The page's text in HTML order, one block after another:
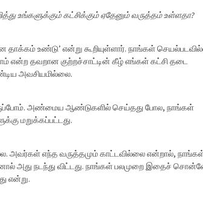
உங்களுக்கும் கட்சிக்கும் ஏதேனும் வருத்தம் உள்ளதா?
தாக்கம் உண்டு’ என்று கூறியுள்ளார். நாங்கள்
என்ற தவறான குற்றச்சாட்டின் கீழ் எங்கள் கட்சி தடை
அவசியமில்லை.
அண்மைய ஆண்டுகளில் செய்தது போல, நாங்கள்
மறுக்கப்பட்டது.
அவர்கள் எந்த வருத்தமும் காட்டவில்லை என்றால்,
அது நடந்து விட்டது. நாங்கள் பலமுறை இதைச்
என்று.